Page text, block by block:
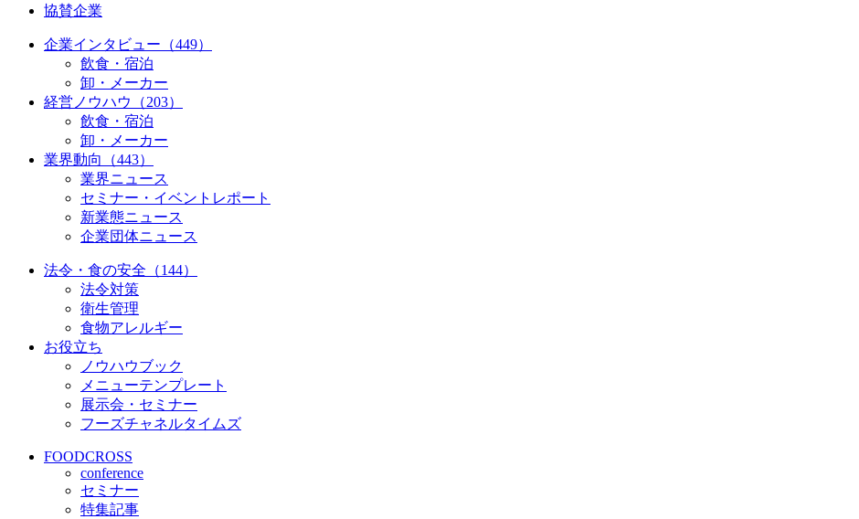
協賛企業
企業インタビュー（449）
飲食・宿泊
卸・メーカー
経営ノウハウ（203）
飲食・宿泊
卸・メーカー
業界動向（443）
業界ニュース
セミナー・イベントレポート
新業態ニュース
企業団体ニュース
法令・食の安全（144）
法令対策
衛生管理
食物アレルギー
お役立ち
ノウハウブック
メニューテンプレート
展示会・セミナー
フーズチャネルタイムズ
FOODCROSS
conference
セミナー
特集記事